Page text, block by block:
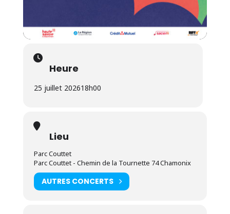
Heure
25 juillet 202618h00
Lieu
Parc Couttet
Parc Couttet - Chemin de la Tournette 74 Chamonix
AUTRES CONCERTS